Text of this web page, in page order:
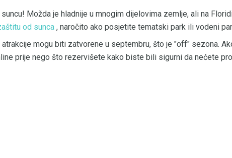
Možda je hladnije u mnogim dijelovima zemlje, ali na
od sunca , naročito ako posjetite tematski park ili vodeni
mogu biti zatvorene u septembru, što je "off" sezona.
prije nego što rezervišete kako biste bili sigurni da nećete